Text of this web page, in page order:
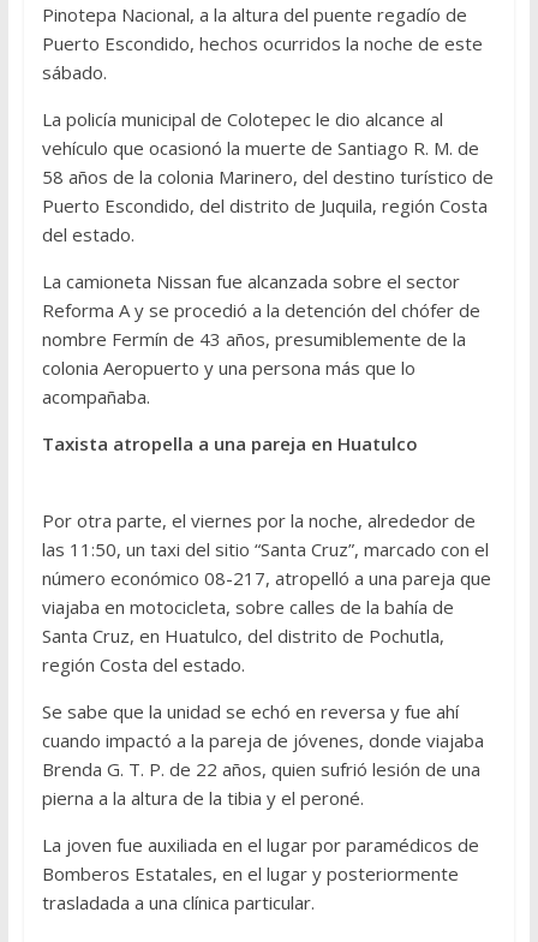
Pinotepa Nacional, a la altura del puente regadío de
Puerto Escondido, hechos ocurridos la noche de este
sábado.
La policía municipal de Colotepec le dio alcance al
vehículo que ocasionó la muerte de Santiago R. M. de
58 años de la colonia Marinero, del destino turístico de
Puerto Escondido, del distrito de Juquila, región Costa
del estado.
La camioneta Nissan fue alcanzada sobre el sector
Reforma A y se procedió a la detención del chófer de
nombre Fermín de 43 años, presumiblemente de la
colonia Aeropuerto y una persona más que lo
acompañaba.
Taxista atropella a una pareja en Huatulco
Por otra parte, el viernes por la noche, alrededor de
las 11:50, un taxi del sitio “Santa Cruz”, marcado con el
número económico 08-217, atropelló a una pareja que
viajaba en motocicleta, sobre calles de la bahía de
Santa Cruz, en Huatulco, del distrito de Pochutla,
región Costa del estado.
Se sabe que la unidad se echó en reversa y fue ahí
cuando impactó a la pareja de jóvenes, donde viajaba
Brenda G. T. P. de 22 años, quien sufrió lesión de una
pierna a la altura de la tibia y el peroné.
La joven fue auxiliada en el lugar por paramédicos de
Bomberos Estatales, en el lugar y posteriormente
trasladada a una clínica particular.